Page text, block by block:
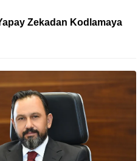
Zekadan Kodlamaya